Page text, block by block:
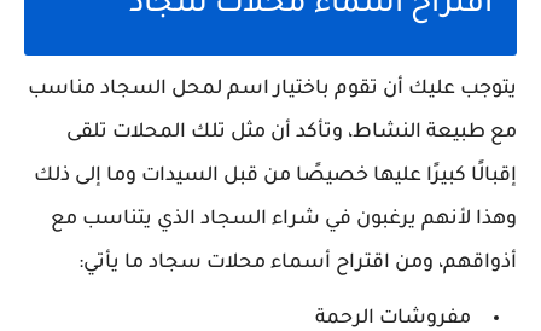
يتوجب عليك أن تقوم باختيار اسم لمحل السجاد مناسب
مع طبيعة النشاط، وتأكد أن مثل تلك المحلات تلقى
إقبالًا كبيرًا عليها خصيصًا من قبل السيدات وما إلى ذلك
وهذا لأنهم يرغبون في شراء السجاد الذي يتناسب مع
أذواقهم، ومن اقتراح أسماء محلات سجاد ما يأتي:
مفروشات الرحمة